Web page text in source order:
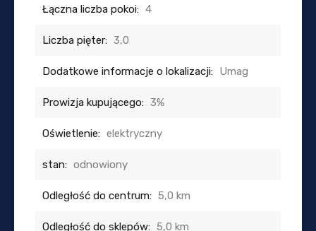
Łączna liczba pokoi: 4
Liczba pięter: 3,0
Dodatkowe informacje o lokalizacji: Umag
Prowizja kupującego: 3%
Oświetlenie: elektryczny
stan: odnowiony
Odległość do centrum: 5,0 km
Odległość do sklepów: 5,0 km